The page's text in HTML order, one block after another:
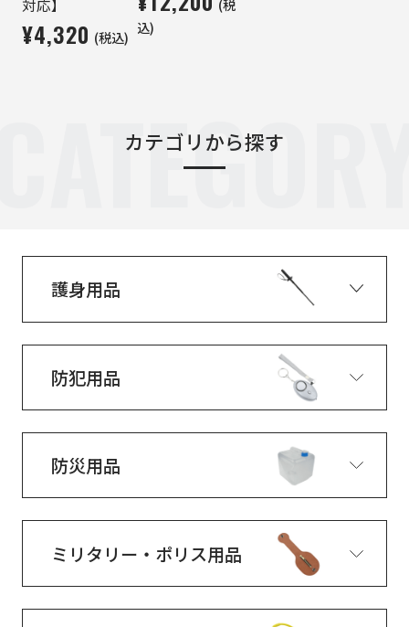
対応】
¥4,320 (税込)
込)
カテゴリから探す
護身用品
防犯用品
防災用品
ミリタリー・ポリス用品